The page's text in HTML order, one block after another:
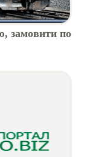
замовити по